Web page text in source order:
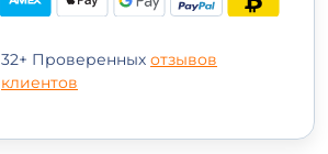
32+ Проверенных отзывов
клиентов